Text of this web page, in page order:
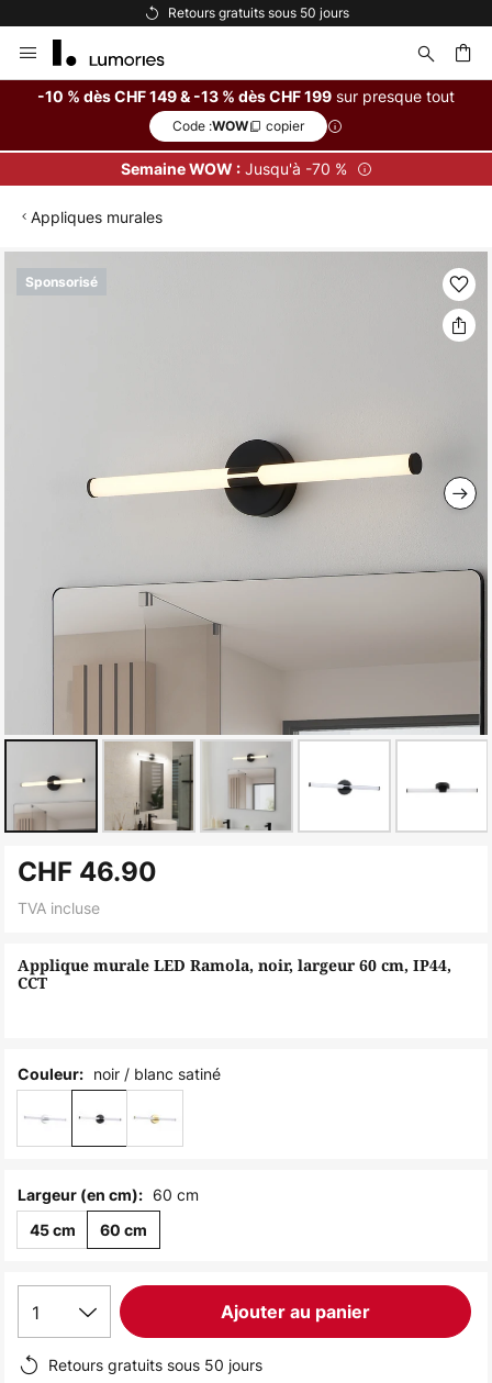
Retours gratuits sous 50 jours
Allez
au
contenu
-10 % dès CHF 149 & -13 % dès CHF 199 sur presque tout
Code :WOW copier
Semaine WOW :Jusqu'à -70 %
Appliques murales
Sponsorisé
to
the
of
the
Applique murale LED Ramola, noir, largeur 60 cm, IP44,
CCT
CHF 46.90
TVA incluse
Couleur: noir / blanc satiné
Largeur (en cm): 60 cm
45 cm 60 cm
1 Ajouter au panier
Retours gratuits sous 50 jours